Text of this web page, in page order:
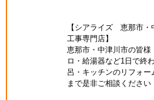
【シアライズ 恵那市・
工事専門店】
恵那市・中津川市の皆
ロ・給湯器など1日で終
呂・キッチンのリフォ
まで是非ご相談ください